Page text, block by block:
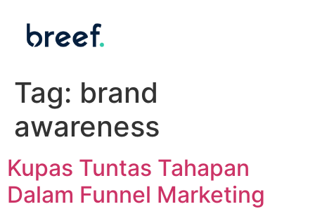
Tag: brand
awareness
Kupas Tuntas Tahapan
Dalam Funnel Marketing